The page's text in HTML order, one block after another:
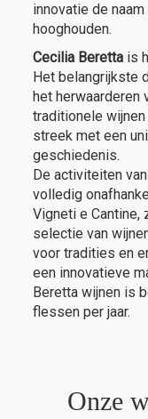
innovatie de
hooghouden.
Cecilia Beretta is
Het belangrijkste
het herwaarderen
traditionele
streek met een
geschiedenis.
De activiteiten
volledig
Vigneti e Cantine,
selectie van
voor tradities en
een innovatieve
Beretta wijnen is
flessen per jaar.
Onze